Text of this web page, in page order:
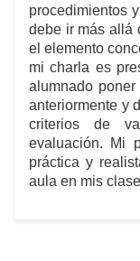
procedimientos
debe ir más allá
el elemento
mi charla es
alumnado
anteriormente y
criterios de
evaluación. Mi
práctica y
aula en mis